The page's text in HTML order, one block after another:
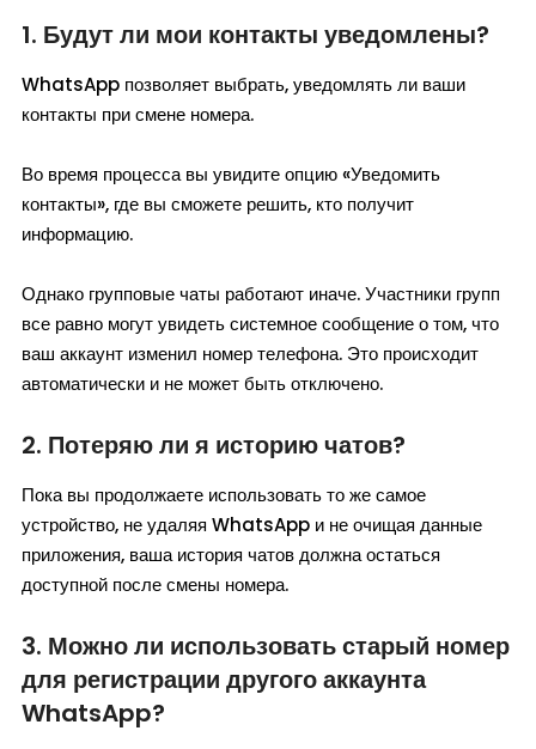
1. Будут ли мои контакты уведомлены?
WhatsApp позволяет выбрать, уведомлять ли ваши
контакты при смене номера.
Во время процесса вы увидите опцию «Уведомить
контакты», где вы сможете решить, кто получит
информацию.
Однако групповые чаты работают иначе. Участники групп
все равно могут увидеть системное сообщение о том, что
ваш аккаунт изменил номер телефона. Это происходит
автоматически и не может быть отключено.
2. Потеряю ли я историю чатов?
Пока вы продолжаете использовать то же самое
устройство, не удаляя WhatsApp и не очищая данные
приложения, ваша история чатов должна остаться
доступной после смены номера.
3. Можно ли использовать старый номер
для регистрации другого аккаунта
WhatsApp?